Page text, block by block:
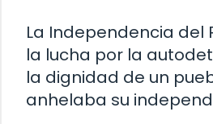
La Independencia del
la lucha por la
la dignidad de un
anhelaba su